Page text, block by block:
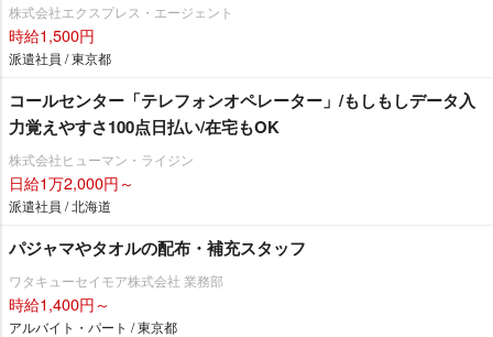
株式会社エクスプレス・エージェント
時給1,500円
派遣社員 / 東京都
コールセンター「テレフォンオペレーター」/もしもしデータ入
力覚えやすさ100点日払い/在宅もOK
株式会社ヒューマン・ライジン
日給1万2,000円～
派遣社員 / 北海道
パジャマやタオルの配布・補充スタッフ
ワタキューセイモア株式会社 業務部
時給1,400円～
アルバイト・パート / 東京都